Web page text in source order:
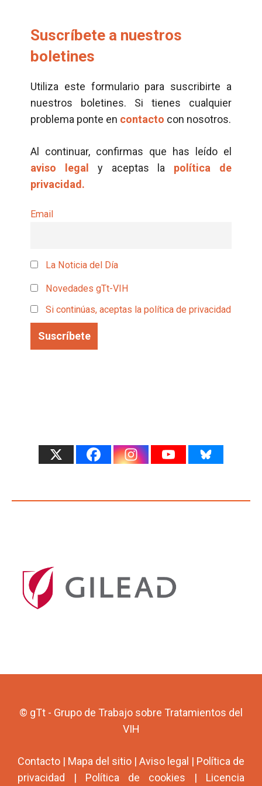
Suscríbete a nuestros
boletines
Utiliza este formulario para suscribirte a
nuestros boletines. Si tienes cualquier
problema ponte en contacto con nosotros.
Al continuar, confirmas que has leído el
aviso legal
y aceptas la política de
privacidad.
Email
La Noticia del Día
Novedades gTt-VIH
Si continúas, aceptas la política de privacidad
© gTt - Grupo de Trabajo sobre Tratamientos del
VIH
Contacto | Mapa del sitio | Aviso legal | Política de
privacidad | Política de cookies | Licencia